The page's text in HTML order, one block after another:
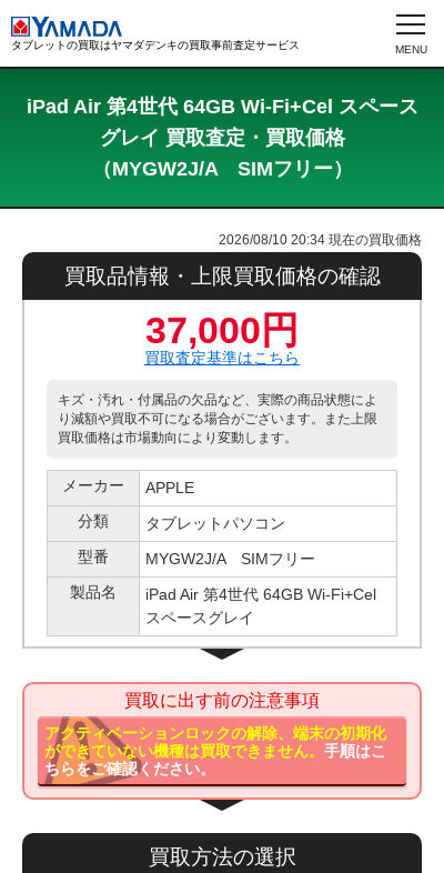
タブレットの買取はヤマダデンキの買取事前査定サービス
iPad Air 第4世代 64GB Wi-Fi+Cel スペース
グレイ 買取査定・買取価格
（MYGW2J/A SIMフリー）
2026/08/10 20:34 現在の買取価格
買取品情報・上限買取価格の確認
37,000円
買取査定基準はこちら
キズ・汚れ・付属品の欠品など、実際の商品状態によ
り減額や買取不可になる場合がございます。また上限
買取価格は市場動向により変動します。
メーカー
APPLE
分類
タブレットパソコン
型番
MYGW2J/A SIMフリー
製品名
iPad Air 第4世代 64GB Wi-Fi+Cel
スペースグレイ
買取に出す前の注意事項
アクティベーションロックの解除、端末の初期化
ができていない機種は買取できません。手順はこ
ちらをご確認ください。
買取方法の選択